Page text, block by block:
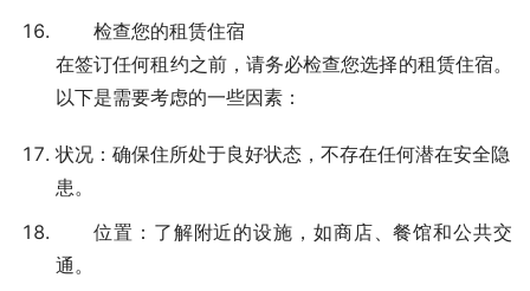
检查您的租赁住宿
在签订任何租约之前，请务必检查您选择的租赁住宿。
以下是需要考虑的一些因素：
状况：确保住所处于良好状态，不存在任何潜在安全隐
患。
位置：了解附近的设施，如商店、餐馆和公共交
通。